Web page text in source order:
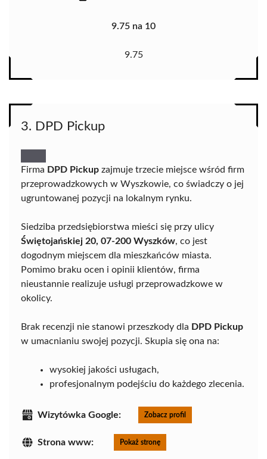
9.75 na 10
9.75
3. DPD Pickup
Firma DPD Pickup zajmuje trzecie miejsce wśród firm
przeprowadzkowych w Wyszkowie, co świadczy o jej
ugruntowanej pozycji na lokalnym rynku.
Siedziba przedsiębiorstwa mieści się przy ulicy
Świętojańskiej 20, 07-200 Wyszków, co jest
dogodnym miejscem dla mieszkańców miasta.
Pomimo braku ocen i opinii klientów, firma
nieustannie realizuje usługi przeprowadzkowe w
okolicy.
Brak recenzji nie stanowi przeszkody dla DPD Pickup
w umacnianiu swojej pozycji. Skupia się ona na:
wysokiej jakości usługach,
profesjonalnym podejściu do każdego zlecenia.
Wizytówka Google: Zobacz profil
Strona www: Pokaż stronę